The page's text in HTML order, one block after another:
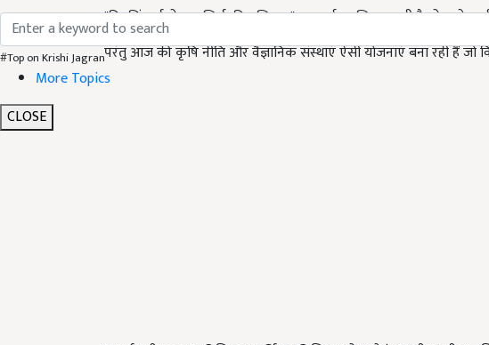
#Top on Krishi Jagran
More Topics
CLOSE
"विपत्तिं पर्यालोच्य बुद्धिर्भवति बुद्धिमान्" — अर्थात बुद्धिमान वही है जो आने
परंतु आज की कृषि नीति और वैज्ञानिक संस्थाएं ऐसी योजनाएं बना रही हैं जो